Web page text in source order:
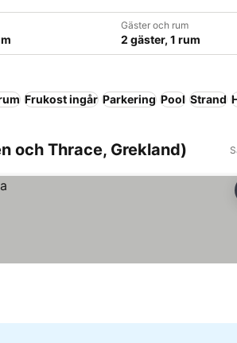
Gäster och rum
2 gäster, 1 rum
Frukost ingår Parkering Pool Strand
och Thrace, Grekland)